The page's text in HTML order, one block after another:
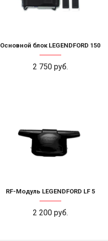
Основной блок LEGENDFORD 150
2 750 руб.
RF-Модуль LEGENDFORD LF 5
2 200 руб.